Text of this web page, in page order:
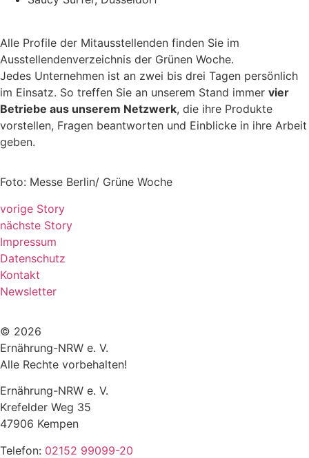
Alle Profile der Mitausstellenden finden Sie im
Ausstellendenverzeichnis der Grünen Woche.
Jedes Unternehmen ist an zwei bis drei Tagen persönlich
im Einsatz. So treffen Sie an unserem Stand immer vier
Betriebe aus unserem Netzwerk, die ihre Produkte
vorstellen, Fragen beantworten und Einblicke in ihre Arbeit
geben.
Foto: Messe Berlin/ Grüne Woche
vorige Story
nächste Story
Impressum
Datenschutz
Kontakt
Newsletter
© 2026
Ernährung-NRW e. V.
Alle Rechte vorbehalten!
Ernährung-NRW e. V.
Krefelder Weg 35
47906 Kempen
Telefon: 02152 99099-20